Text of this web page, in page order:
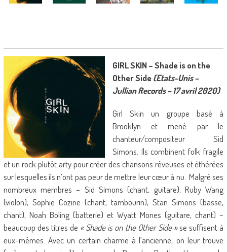
GIRL SKIN – Shade is on the
Other Side(Etats-Unis –
Jullian Records – 17 avril 2020)
Girl Skin un groupe basé à
Brooklyn et mené par le
chanteur/compositeur Sid
Simons. Ils combinent folk fragile
et un rock plutôt arty pour créer des chansons rêveuses et éthérées
sur lesquelles ils n’ont pas peur de mettre leur cœur à nu. Malgré ses
nombreux membres – Sid Simons (chant, guitare), Ruby Wang
(violon), Sophie Cozine (chant, tambourin), Stan Simons (basse,
chant), Noah Boling (batterie) et Wyatt Mones (guitare, chant) –
beaucoup des titres de « Shade is on the Other Side »se suffisent à
eux-mêmes. Avec un certain charme à l’ancienne, on leur trouve